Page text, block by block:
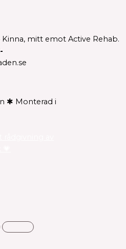
Kinna, mitt emot Active Rehab.
✱ Monterad i